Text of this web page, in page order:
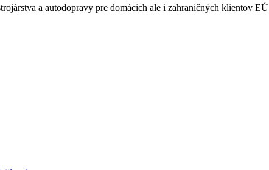
a autodopravy pre domácich ale i zahraničných klientov